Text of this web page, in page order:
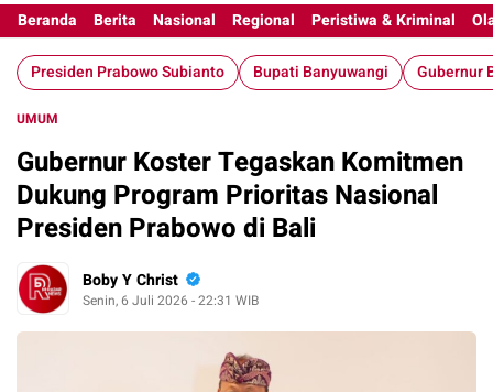
Beranda Berita Nasional Regional Peristiwa & Kriminal
Presiden Prabowo Subianto Bupati Banyuwangi Gubernur
UMUM
Gubernur Koster Tegaskan Komitmen
Dukung Program Prioritas Nasional
Presiden Prabowo di Bali
Boby Y Christ
Senin, 6 Juli 2026 - 22:31 WIB